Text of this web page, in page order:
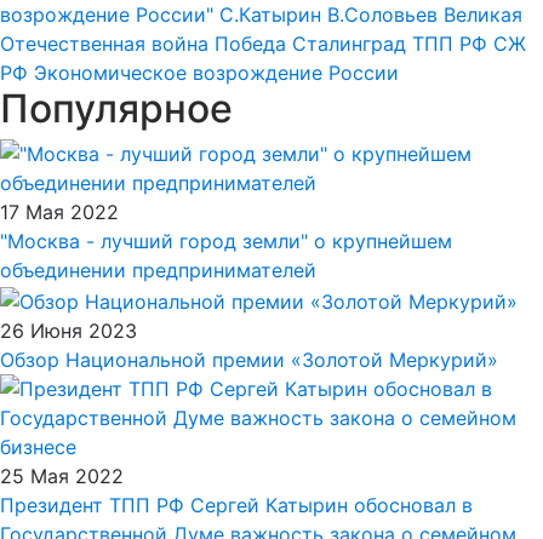
возрождение России" С.Катырин В.Соловьев Великая
Отечественная война Победа Сталинград ТПП РФ СЖ
РФ Экономическое возрождение России
Популярное
17 Мая 2022
"Москва - лучший город земли" о крупнейшем
объединении предпринимателей
26 Июня 2023
Обзор Национальной премии «Золотой Меркурий»
25 Мая 2022
Президент ТПП РФ Сергей Катырин обосновал в
Государственной Думе важность закона о семейном